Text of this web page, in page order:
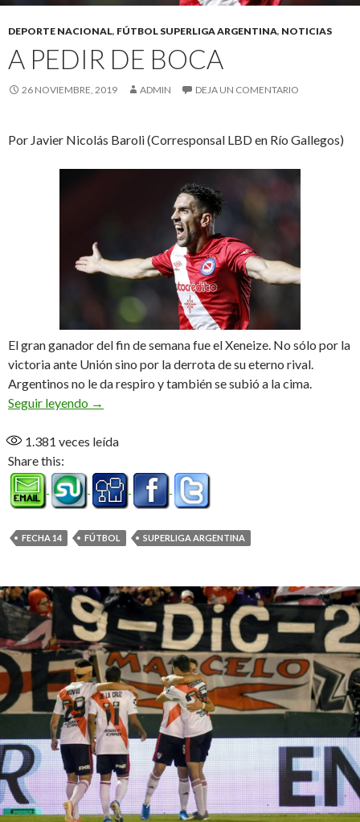
DEPORTE NACIONAL, FÚTBOL SUPERLIGA ARGENTINA, NOTICIAS
A PEDIR DE BOCA
26 NOVIEMBRE, 2019 ADMIN DEJA UN COMENTARIO
Por Javier Nicolás Baroli (Corresponsal LBD en Río Gallegos)
El gran ganador del fin de semana fue el Xeneize. No sólo por la
victoria ante Unión sino por la derrota de su eterno rival.
Argentinos no le da respiro y también se subió a la cima.
Seguir leyendo A pedir de Boca
→
1.381 veces leída
Share this:
FECHA 14 FÚTBOL SUPERLIGA ARGENTINA